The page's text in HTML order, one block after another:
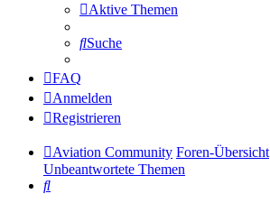
Aktive Themen
Suche
FAQ
Anmelden
Registrieren
Aviation Community Foren-Übersicht
Unbeantwortete Themen
Suche